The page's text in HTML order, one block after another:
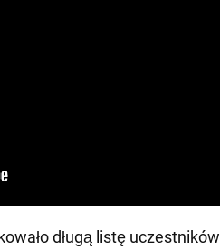
długą listę uczestników